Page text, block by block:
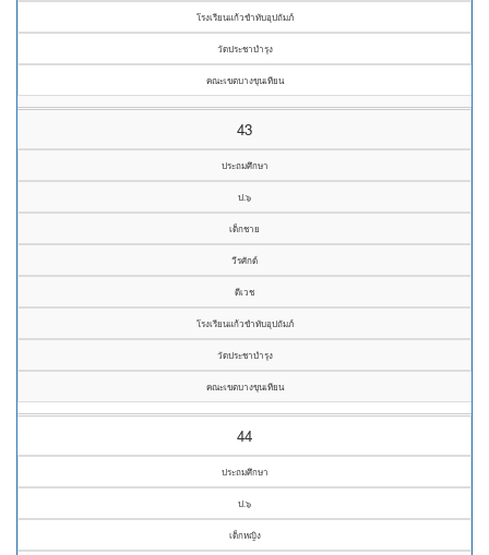
โรงเรียนแก้วขำทับอุปถัมภ์
วัดประชาบำรุง
คณะเขตบางขุนเทียน
43
ประถมศึกษา
ป.๖
เด็กชาย
วีรศักด์
ดีเวช
โรงเรียนแก้วขำทับอุปถัมภ์
วัดประชาบำรุง
คณะเขตบางขุนเทียน
44
ประถมศึกษา
ป.๖
เด็กหญิง